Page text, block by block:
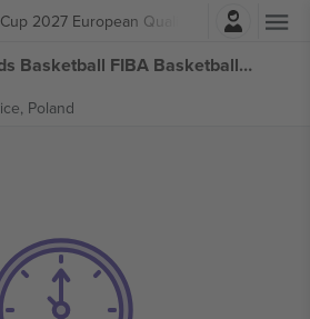
2027 European Qualifiers
Logg Inn
Poland vs Netherlands Basketball FIBA Basketball World Cup 2027 European Qualifiers billetter
Poland